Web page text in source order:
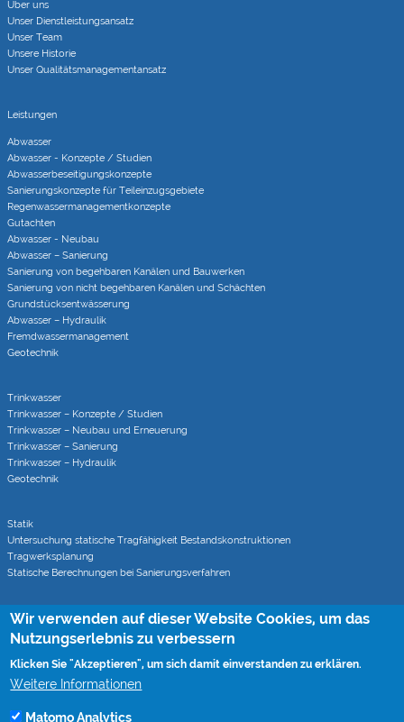
Über uns
Unser Dienstleistungsansatz
Unser Team
Unsere Historie
Unser Qualitätsmanagementansatz
Leistungen
Abwasser
Abwasser - Konzepte / Studien
Abwasserbeseitigungs­konzepte
Sanierungs­konzepte für Teileinzugs­gebiete
Regenwasser­managementkonzepte
Gutachten
Abwasser - Neubau
Abwasser – Sanierung
Sanierung von begehbaren Kanälen und Bauwerken
Sanierung von nicht begehbaren Kanälen und Schächten
Grundstücks­entwässerung
Abwasser – Hydraulik
Fremdwasser­manage­ment
Geotechnik
Trinkwasser
Trinkwasser – Konzepte / Studien
Trinkwasser – Neubau und Erneuerung
Trinkwasser – Sanierung
Trinkwasser – Hydraulik
Geotechnik
Statik
Untersuchung statische Tragfähigkeit Bestandskonstruktionen
Tragwerksplanung
Statische Berechnungen bei Sanierungsverfahren
Rohrvortrieb
Monitoring von Rohrvortrieben (CoJack)
S-Kurven Vortriebe (CoJack Hydra)
Wir verwenden auf dieser Website Cookies, um das
Nutzungserlebnis zu verbessern
Klicken Sie "Akzeptieren", um sich damit einverstanden zu erklären.
Weitere Informationen
Matomo Analytics